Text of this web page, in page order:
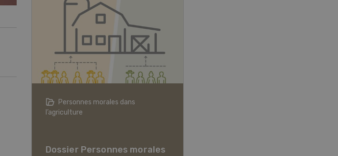
Personnes morales dans
l’agriculture
Dossier Personnes morales